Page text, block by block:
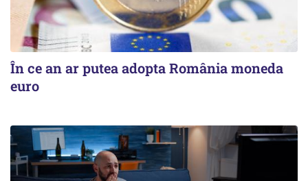
În ce an ar putea adopta România moneda
euro